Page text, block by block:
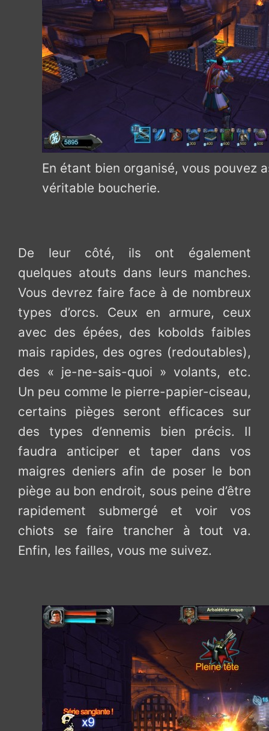
En étant bien organisé, vous pouvez
véritable boucherie.
De leur côté, ils ont également
quelques atouts dans leurs manches.
Vous devrez faire face à de nombreux
types d’orcs. Ceux en armure, ceux
avec des épées, des kobolds faibles
mais rapides, des ogres (redoutables),
des « je-ne-sais-quoi » volants, etc.
Un peu comme le pierre-papier-ciseau,
certains pièges seront efficaces sur
des types d’ennemis bien précis. Il
faudra anticiper et taper dans vos
maigres deniers afin de poser le bon
piège au bon endroit, sous peine d’être
rapidement submergé et voir vos
chiots se faire trancher à tout va.
Enfin, les failles, vous me suivez.